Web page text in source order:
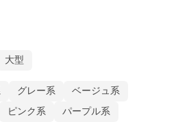
大型
グレー系
ベージュ系
ピンク系
パープル系